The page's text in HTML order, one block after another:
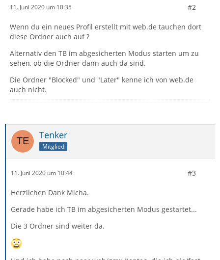
11. Juni 2020 um 10:35 #2
Wenn du ein neues Profil erstellt mit web.de tauchen dort
diese Ordner auch auf ?
Alternativ den TB im abgesicherten Modus starten um zu
sehen, ob die Ordner dann auch da sind.
Die Ordner "Blocked" und "Later" kenne ich von web.de
auch nicht.
Tenker
Mitglied
11. Juni 2020 um 10:44 #3
Herzlichen Dank Micha.
Gerade habe ich TB im abgesicherten Modus gestartet...
Die 3 Ordner sind weiter da.